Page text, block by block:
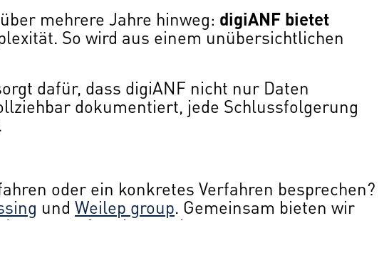
mehrere Jahre hinweg: digiANF bietet
So wird aus einem unübersichtlichen
dafür, dass digiANF nicht nur Daten
dokumentiert, jede Schlussfolgerung
oder ein konkretes Verfahren besprechen?
und Weilep group. Gemeinsam bieten wir
für eine moderne